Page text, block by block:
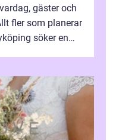
gäster och
fler som planerar
söker en